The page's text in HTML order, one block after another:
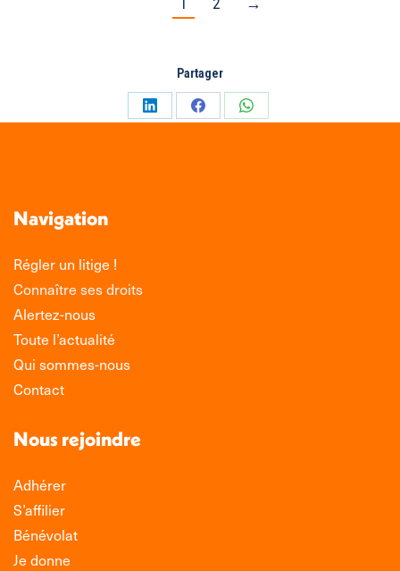
Partager
PartagerPartagerPartager
Navigation
Régler un litige !
Connaître ses droits
Alertez-nous
Toute l’actualité
Qui sommes-nous
Contact
Nous rejoindre
Adhérer
S’affilier
Bénévolat
Je donne